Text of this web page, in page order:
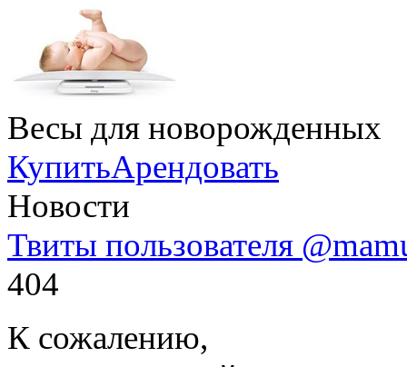
Весы для новорожденных
КупитьАрендовать
Новости
Твиты пользователя
404
К сожалению,